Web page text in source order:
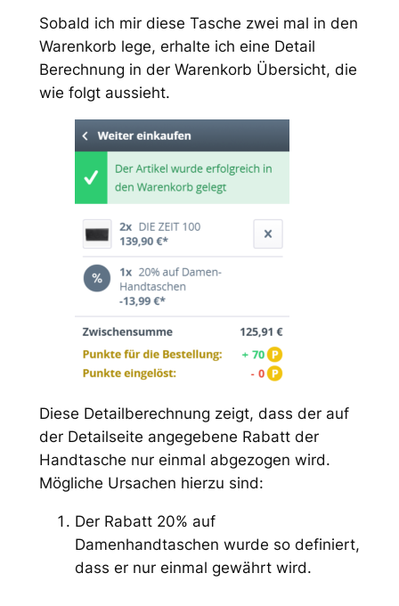
Sobald ich mir diese Tasche zwei mal in den
Warenkorb lege, erhalte ich eine Detail
Berechnung in der Warenkorb Übersicht, die
wie folgt aussieht.
Diese Detailberechnung zeigt, dass der auf
der Detailseite angegebene Rabatt der
Handtasche nur einmal abgezogen wird.
Mögliche Ursachen hierzu sind:
Der Rabatt 20% auf
Damenhandtaschen wurde so definiert,
dass er nur einmal gewährt wird.